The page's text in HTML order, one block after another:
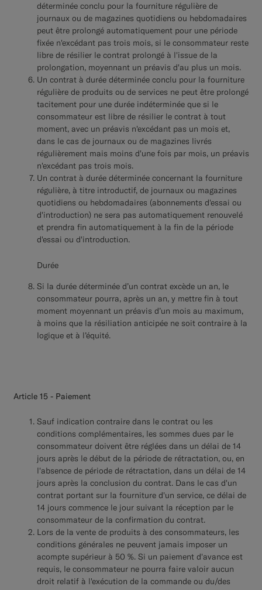
déterminée conclu pour la fourniture régulière de
journaux ou de magazines quotidiens ou hebdomadaires
peut être prolongé automatiquement pour une période
fixée n'excédant pas trois mois, si le consommateur reste
libre de résilier le contrat prolongé à l'issue de la
prolongation, moyennant un préavis d'au plus un mois.
Un contrat à durée déterminée conclu pour la fourniture
régulière de produits ou de services ne peut être prolongé
tacitement pour une durée indéterminée que si le
consommateur est libre de résilier le contrat à tout
moment, avec un préavis n'excédant pas un mois et,
dans le cas de journaux ou de magazines livrés
régulièrement mais moins d'une fois par mois, un préavis
n'excédant pas trois mois.
Un contrat à durée déterminée concernant la fourniture
régulière, à titre introductif, de journaux ou magazines
quotidiens ou hebdomadaires (abonnements d'essai ou
d'introduction) ne sera pas automatiquement renouvelé
et prendra fin automatiquement à la fin de la période
d'essai ou d'introduction.
Durée
Si la durée déterminée d’un contrat excède un an, le
consommateur pourra, après un an, y mettre fin à tout
moment moyennant un préavis d’un mois au maximum,
à moins que la résiliation anticipée ne soit contraire à la
logique et à l’équité.
Article 15 - Paiement
Sauf indication contraire dans le contrat ou les
conditions complémentaires, les sommes dues par le
consommateur doivent être réglées dans un délai de 14
jours après le début de la période de rétractation, ou, en
l'absence de période de rétractation, dans un délai de 14
jours après la conclusion du contrat. Dans le cas d'un
contrat portant sur la fourniture d'un service, ce délai de
14 jours commence le jour suivant la réception par le
consommateur de la confirmation du contrat.
Lors de la vente de produits à des consommateurs, les
conditions générales ne peuvent jamais imposer un
acompte supérieur à 50 %. Si un paiement d'avance est
requis, le consommateur ne pourra faire valoir aucun
droit relatif à l'exécution de la commande ou du/des